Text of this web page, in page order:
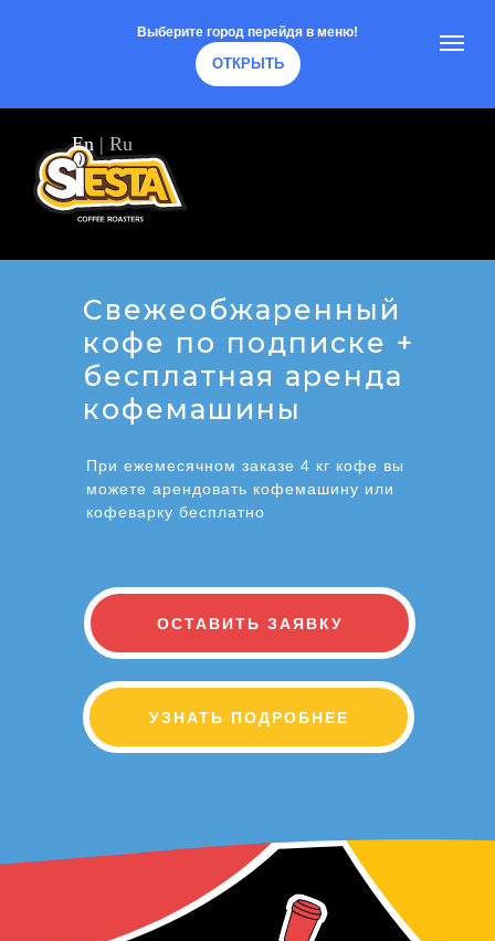
Выберите город перейдя в меню!
ОТКРЫТЬ
En | Ru
Свежеобжаренный
кофе по подписке +
бесплатная аренда
кофемашины
ОСТАВИТЬ ЗАЯВКУ
УЗНАТЬ ПОДРОБНЕЕ
При ежемесячном заказе 4 кг кофе вы
можете арендовать кофемашину или
кофеварку бесплатно